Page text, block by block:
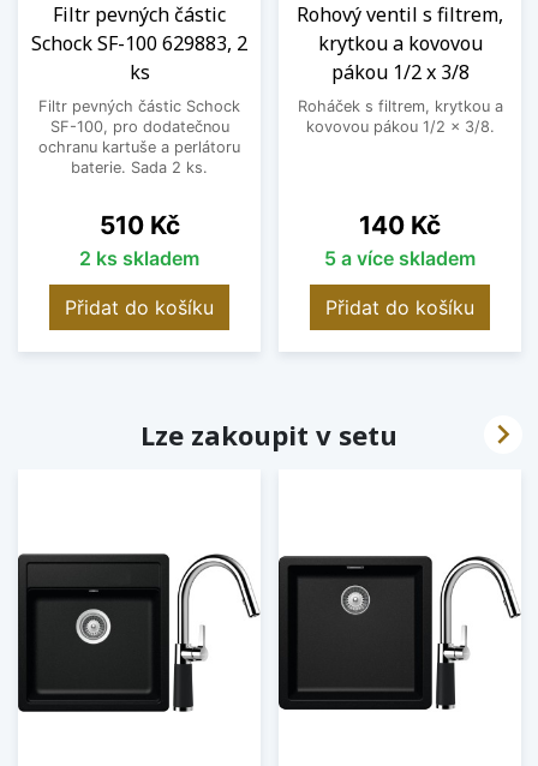
Filtr pevných částic
Schock SF-100 629883, 2
ks
Filtr pevných částic Schock
SF-100, pro dodatečnou
ochranu kartuše a perlátoru
baterie. Sada 2 ks.
Cena
510 Kč
2 ks skladem
Přidat do košíku
Rohový ventil s filtrem,
krytkou a kovovou
pákou 1/2 x 3/8
Roháček s filtrem, krytkou a
kovovou pákou 1/2 x 3/8.
Cena
140 Kč
5 a více skladem
Přidat do košíku
Lze zakoupit v setu 